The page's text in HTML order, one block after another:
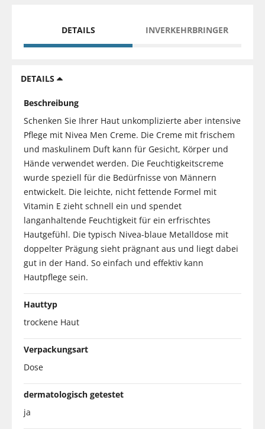
DETAILS INVERKEHRBRINGER
DETAILS
Beschreibung
Schenken Sie Ihrer Haut unkomplizierte aber intensive
Pflege mit Nivea Men Creme. Die Creme mit frischem
und maskulinem Duft kann für Gesicht, Körper und
Hände verwendet werden. Die Feuchtigkeitscreme
wurde speziell für die Bedürfnisse von Männern
entwickelt. Die leichte, nicht fettende Formel mit
Vitamin E zieht schnell ein und spendet
langanhaltende Feuchtigkeit für ein erfrischtes
Hautgefühl. Die typisch Nivea-blaue Metalldose mit
doppelter Prägung sieht prägnant aus und liegt dabei
gut in der Hand. So einfach und effektiv kann
Hautpflege sein.
Hauttyp
trockene Haut
Verpackungsart
Dose
dermatologisch getestet
ja